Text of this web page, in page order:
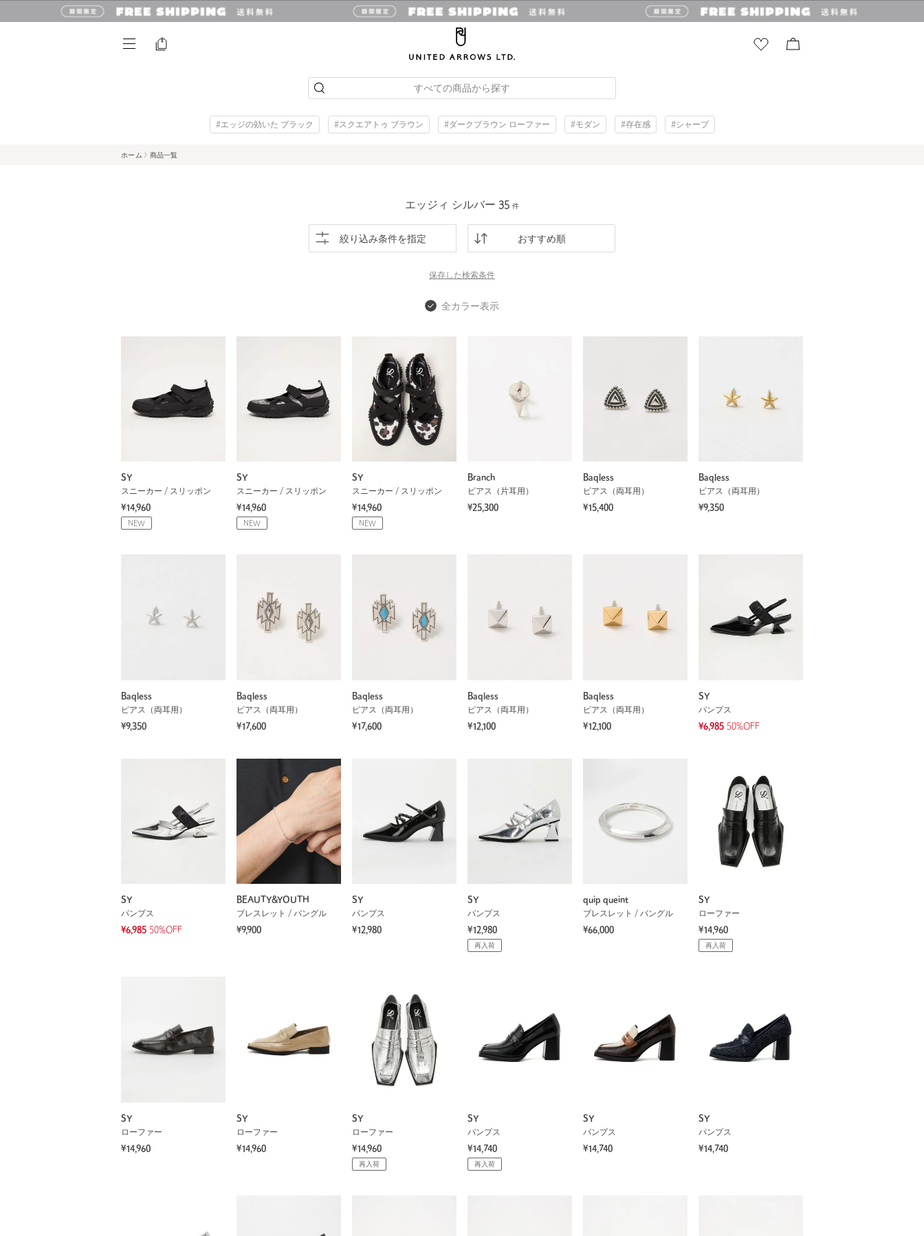
すべての商品から探す
#エッジの効いた ブラック #スクエアトゥ ブラウン #ダークブラウン ローファー #モダン #存在感 #シャープ
ホーム 商品一覧
エッジィ シルバー 35 件
絞り込み条件を指定 おすすめ順
保存した検索条件
全カラー表示
SY
スニーカー / スリッポン
¥14,960
NEW
SY
スニーカー / スリッポン
¥14,960
NEW
SY
スニーカー / スリッポン
¥14,960
NEW
Branch
ピアス（片耳用）
¥25,300
Baqless
ピアス（両耳用）
¥15,400
Baqless
ピアス（両耳用）
¥9,350
Baqless
ピアス（両耳用）
¥9,350
Baqless
ピアス（両耳用）
¥17,600
Baqless
ピアス（両耳用）
¥17,600
Baqless
ピアス（両耳用）
¥12,100
Baqless
ピアス（両耳用）
¥12,100
SY
パンプス
¥6,985 50%OFF
SY
パンプス
¥6,985 50%OFF
BEAUTY&YOUTH
ブレスレット / バングル
¥9,900
SY
パンプス
¥12,980
SY
パンプス
¥12,980
再入荷
quip queint
ブレスレット / バングル
¥66,000
SY
ローファー
¥14,960
再入荷
SY
ローファー
¥14,960
SY
ローファー
¥14,960
SY
ローファー
¥14,960
再入荷
SY
パンプス
¥14,740
再入荷
SY
パンプス
¥14,740
SY
パンプス
¥14,740